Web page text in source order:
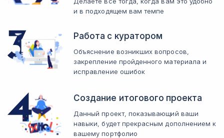
и в подходящем вам темпе
Работа с куратором
Объяснение возникших вопросов,
закрепление пройденного материала и
исправление ошибок
Создание итогового проекта
Данный проект, показывающий ваши
навыки, будет прекрасным дополнением к
вашему портфолио